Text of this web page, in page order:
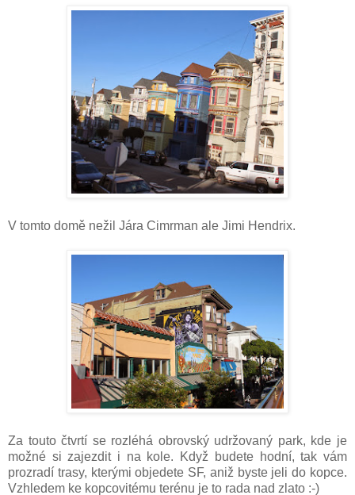
V tomto domě nežil Jára Cimrman ale Jimi Hendrix.
Za touto čtvrtí se rozléhá obrovský udržovaný park, kde je
možné si zajezdit i na kole. Když budete hodní, tak vám
prozradí trasy, kterými objedete SF, aniž byste jeli do kopce.
Vzhledem ke kopcovitému terénu je to rada nad zlato :-)